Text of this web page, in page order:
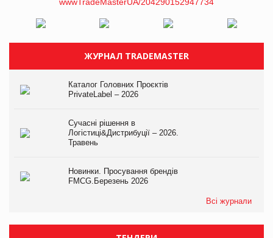
ЖУРНАЛ TRADEMASTER
Каталог Головних Проєктів
PrivateLabel – 2026
Сучасні рішення в
Логістиці&Дистрибуції – 2026.
Травень
Новинки. Просування брендів
FMCG.Березень 2026
Всі журнали